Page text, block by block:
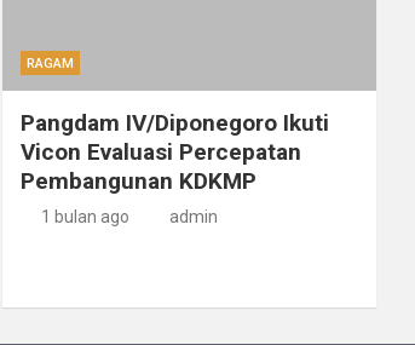
RAGAM
Pangdam IV/Diponegoro Ikuti
Vicon Evaluasi Percepatan
Pembangunan KDKMP
1 bulan ago admin